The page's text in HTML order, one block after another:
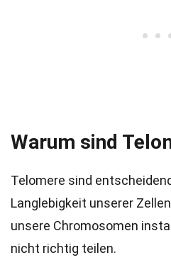
Warum sind
Telomere sind
Langlebigkeit unserer
unsere Chromosomen
nicht richtig teilen.